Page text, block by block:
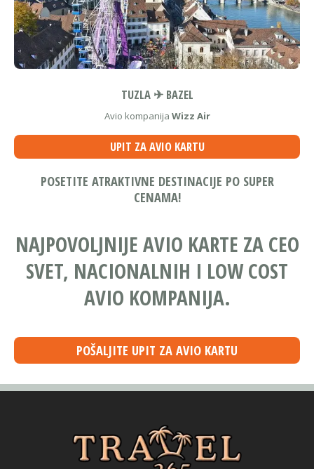
TUZLA ✈ BAZEL
Avio kompanija Wizz Air
UPIT ZA AVIO KARTU
POSETITE ATRAKTIVNE DESTINACIJE PO SUPER
CENAMA!
NAJPOVOLJNIJE AVIO KARTE ZA CEO
SVET, NACIONALNIH I LOW COST
AVIO KOMPANIJA.
POŠALJITE UPIT ZA AVIO KARTU